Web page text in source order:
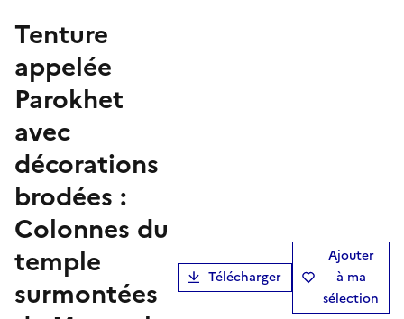
Tenture
appelée
Parokhet
avec
décorations
brodées :
Colonnes du
temple
surmontées
Télécharger
Ajouter
à ma
sélection